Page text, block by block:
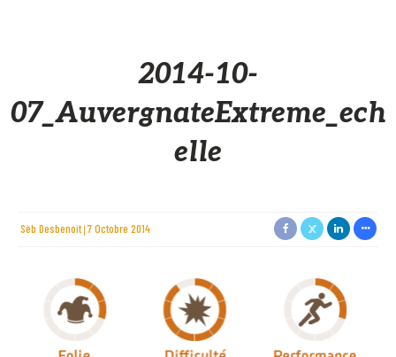
2014-10-
07_AuvergnateExtreme_ech
elle
Sèb Desbenoit 7 Octobre 2014